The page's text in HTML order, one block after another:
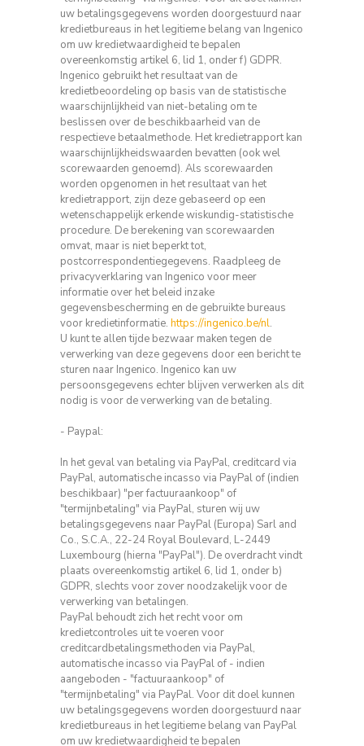
uw betalingsgegevens worden doorgestuurd naar
kredietbureaus in het legitieme belang van Ingenico
om uw kredietwaardigheid te bepalen
overeenkomstig artikel 6, lid 1, onder f) GDPR.
Ingenico gebruikt het resultaat van de
kredietbeoordeling op basis van de statistische
waarschijnlijkheid van niet-betaling om te
beslissen over de beschikbaarheid van de
respectieve betaalmethode. Het kredietrapport kan
waarschijnlijkheidswaarden bevatten (ook wel
scorewaarden genoemd). Als scorewaarden
worden opgenomen in het resultaat van het
kredietrapport, zijn deze gebaseerd op een
wetenschappelijk erkende wiskundig-statistische
procedure. De berekening van scorewaarden
omvat, maar is niet beperkt tot,
postcorrespondentiegegevens. Raadpleeg de
privacyverklaring van Ingenico voor meer
informatie over het beleid inzake
gegevensbescherming en de gebruikte bureaus
voor kredietinformatie. https://ingenico.be/nl.
U kunt te allen tijde bezwaar maken tegen de
verwerking van deze gegevens door een bericht te
sturen naar Ingenico. Ingenico kan uw
persoonsgegevens echter blijven verwerken als dit
nodig is voor de verwerking van de betaling.
- Paypal:
In het geval van betaling via PayPal, creditcard via
PayPal, automatische incasso via PayPal of (indien
beschikbaar) "per factuuraankoop" of
"termijnbetaling" via PayPal, sturen wij uw
betalingsgegevens naar PayPal (Europa) Sarl and
Co., S.C.A., 22-24 Royal Boulevard, L-2449
Luxembourg (hierna "PayPal"). De overdracht vindt
plaats overeenkomstig artikel 6, lid 1, onder b)
GDPR, slechts voor zover noodzakelijk voor de
verwerking van betalingen.
PayPal behoudt zich het recht voor om
kredietcontroles uit te voeren voor
creditcardbetalingsmethoden via PayPal,
automatische incasso via PayPal of - indien
aangeboden - "factuuraankoop" of
"termijnbetaling" via PayPal. Voor dit doel kunnen
uw betalingsgegevens worden doorgestuurd naar
kredietbureaus in het legitieme belang van PayPal
om uw kredietwaardigheid te bepalen